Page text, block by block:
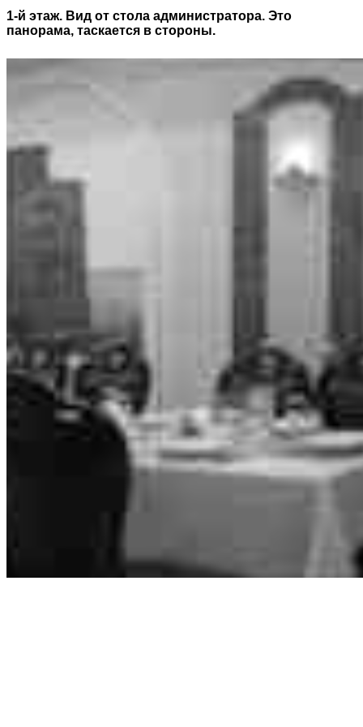
1-й этаж. Вид от стола администратора. Это
панорама, таскается в стороны.